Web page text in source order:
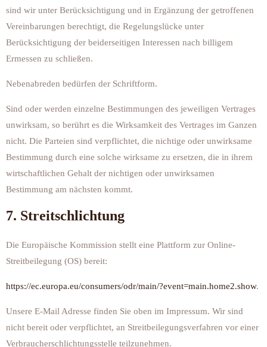
sind wir unter Berücksichtigung und in Ergänzung der getroffenen
Vereinbarungen berechtigt, die Regelungslücke unter
Berücksichtigung der beiderseitigen Interessen nach billigem
Ermessen zu schließen.
Nebenabreden bedürfen der Schriftform.
Sind oder werden einzelne Bestimmungen des jeweiligen Vertrages
unwirksam, so berührt es die Wirksamkeit des Vertrages im Ganzen
nicht. Die Parteien sind verpflichtet, die nichtige oder unwirksame
Bestimmung durch eine solche wirksame zu ersetzen, die in ihrem
wirtschaftlichen Gehalt der nichtigen oder unwirksamen
Bestimmung am nächsten kommt.
7. Streitschlichtung
Die Europäische Kommission stellt eine Plattform zur Online-
Streitbeilegung (OS) bereit:
https://ec.europa.eu/consumers/odr/main/?event=main.home2.show.
Unsere E-Mail Adresse finden Sie oben im Impressum. Wir sind
nicht bereit oder verpflichtet, an Streitbeilegungsverfahren vor einer
Verbraucherschlichtungsstelle teilzunehmen.